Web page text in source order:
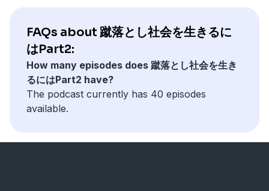
私が強くオススメするのは、セクハラ・パワハラ日記を書
く事です。
小さな、手帳型のメモ帳を購入して、被害を受けるたび
に、記録すると良いです。
出来れば、その時に居合わせた人の名前も書いておくと良
いでしょう。
よかったら、登録おねがいします。
これはＰＣ表示の話なので、スマホだと、この通りに行く
かどうか、わかりません。
三か月に一回しか配信されていない時もあります。
第175回と第194回が間違って、「蹴落とし社会を生きる
にはPart2」ではなく、
す。
メール:kuwatayoshio（アットマーク）gmail.com 桑田
義雄まで
※ご相談には極力応じたいと思いますが、ご返事までお時
間を下さい。
twitter:
間を下さい。
twitter:
https://twitter.com/kuwatayoshio
私のYouTubeチャンネルです。
〇一切皆苦（いっさいかいく）：すべてを苦しみと受け止
めよ。
〇アートマン＝魂
※脳では記憶し切れない過去世のすべての記憶を
・イエス＝ヤハウェ＝ブラフマンの象徴
・空海上人
・後期密教
メール:kuwatayoshio（アットマーク）gmail.com 桑田
間を下さい。
・念の力
・三密＝意密＋口密＋身密
・口密、身密をもって信とする
・修行が進んだ者ほど悪魔の攻撃対象になる
・信仰は登山の如し
・地獄（あの世であらゆるマイナスの感情、記憶に苦し
む）、餓鬼（あの世で欲が満たされずに苦しむ）、畜生
ない非道の者）、人（常識を持った普通の人間）、天（地
FAQs about 蹴落とし社会を生きるに
はPart2:
How many episodes does 蹴落とし社会を生き
るにはPart2 have?
The podcast currently has 40 episodes
available.